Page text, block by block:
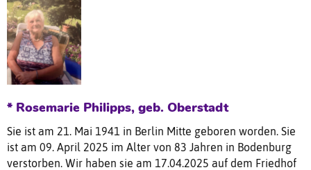
* Rosemarie Philipps, geb. Oberstadt
Sie ist am 21. Mai 1941 in Berlin Mitte geboren worden. Sie
ist am 09. April 2025 im Alter von 83 Jahren in Bodenburg
verstorben. Wir haben sie am 17.04.2025 auf dem Friedhof